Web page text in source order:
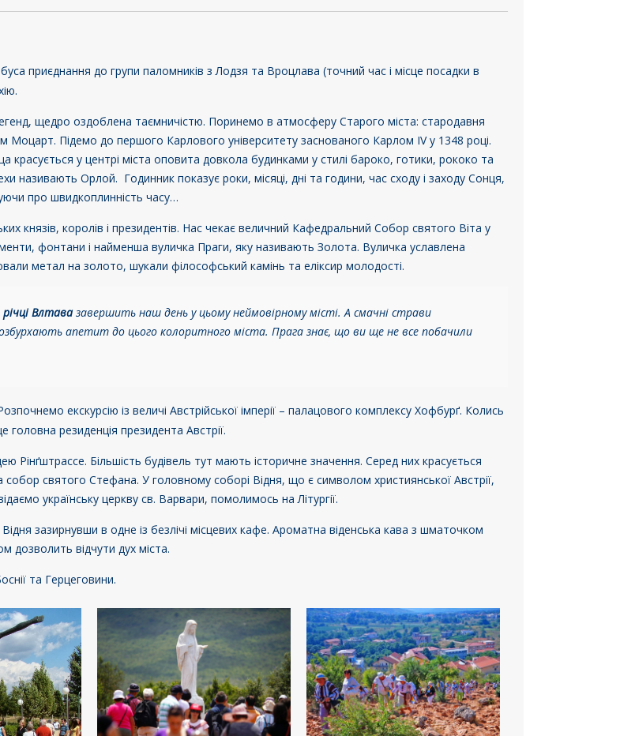
приєднання до групи паломників з Лодзя та Вроцлава (точний час і місце посадки в
щедро оздоблена таємничістю. Поринемо в атмосферу Старого міста: стародавня
Підемо до першого Карлового університету заснованого Карлом IV у 1348 році.
красується у центрі міста оповита довкола будинками у стилі бароко, готики, рококо та
називають Орлой. Годинник показує роки, місяці, дні та години, час сходу і заходу Сонця,
про швидкоплинність часу…
князів, королів і президентів. Нас чекає величний Кафедральний Собор святого Віта у
фонтани і найменша вуличка Праги, яку називають Золота. Вуличка уславлена
метал на золото, шукали філософський камінь та еліксир молодості.
Влтавазавершить наш день у цьому неймовірному місті. А смачні страви
апетит до цього колоритного міста. Прага знає, що ви ще не все побачили
екскурсію із величі Австрійської імперії – палацового комплексу Хофбурґ. Колись
головна резиденція президента Австрії.
Рінґштрассе. Більшість будівель тут мають історичне значення. Серед них красується
святого Стефана. У головному соборі Відня, що є символом християнської Австрії,
українську церкву св. Варвари, помолимось на Літургії.
зазирнувши в одне із безлічі місцевих кафе. Ароматна віденська кава з шматочком
відчути дух міста.
та Герцеговини.